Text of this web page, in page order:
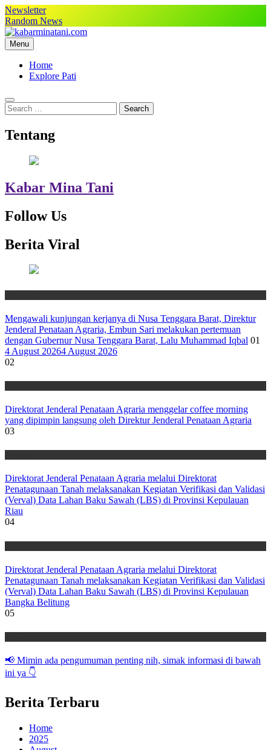
Skip
to
content
Newsletter
Random News
kabarminatani.com
Menu
Home
Explore Pati
Search
for:
Tentang
Kabar Mina Tani
Follow Us
Berita Viral
Mengawali kunjungan kerjanya di Nusa Tenggara Barat, Direktur
Jenderal Penataan Agraria, Embun Sari melakukan pertemuan
dengan Gubernur Nusa Tenggara Barat, Lalu Muhammad Iqbal 01
4 August 20264 August 2026
02
Direktorat Jenderal Penataan Agraria menggelar coffee morning
yang dipimpin langsung oleh Direktur Jenderal Penataan Agraria
03
Direktorat Jenderal Penataan Agraria melalui Direktorat
Penatagunaan Tanah melaksanakan Kegiatan Verifikasi dan Validasi
(Verval) Data Lahan Baku Sawah (LBS) di Provinsi Kepulauan
Riau
04
Direktorat Jenderal Penataan Agraria melalui Direktorat
Penatagunaan Tanah melaksanakan Kegiatan Verifikasi dan Validasi
(Verval) Data Lahan Baku Sawah (LBS) di Provinsi Kepulauan
Bangka Belitung
05
📢 Mimin ada pengumuman penting nih, simak informasi di bawah
ini ya 👇
Berita Terbaru
Home
2025